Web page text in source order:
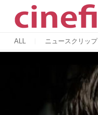
ALL ニュースクリップ